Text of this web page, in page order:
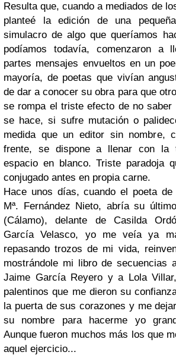
Resulta que, cuando a mediados de
planteé la edición de una
simulacro de algo que queríamos
podíamos todavía, comenzaron a
partes mensajes envueltos en un
mayoría, de poetas que vivían
de dar a conocer su obra para que
se rompa el triste efecto de no
se hace, si sufre mutación o
medida que un editor sin nombre,
frente, se dispone a llenar con la
espacio en blanco. Triste paradoja
conjugado antes en propia carne.
Hace unos días, cuando el poeta de
Mª. Fernández Nieto, abría su
(Cálamo), delante de Casilda
García Velasco, yo me veía ya
repasando trozos de mi vida,
mostrándole mi libro de secuencias
Jaime García Reyero y a Lola
palentinos que me dieron su
la puerta de sus corazones y me
su nombre para hacerme yo
Aunque fueron muchos más los que
aquel ejercicio...